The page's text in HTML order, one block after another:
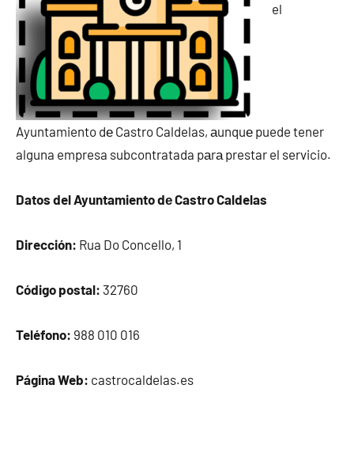
el
Ayuntamiento dе Castro Caldelas, аunquе puede tener
alguna empresa subcontratada pаrа prestar el servicio.
Datos del Ayuntamiento dе Castro Caldelas
Dirección: Rua Do Concello, 1
Código postal: 32760
Teléfono: 988 010 016
Página Web: castrocaldelas.es